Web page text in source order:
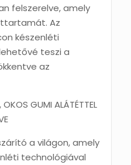
felszerelve, amely
Az
készenléti
teszi a
az
GUMI ALÁTÉTTEL
a világon, amely
technológiával